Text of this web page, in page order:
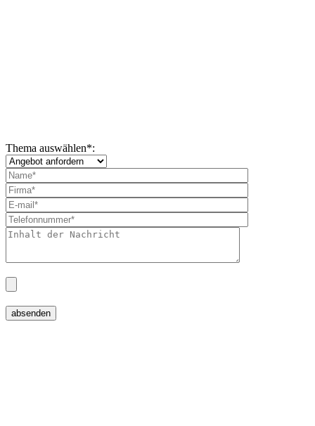
Thema auswählen*: